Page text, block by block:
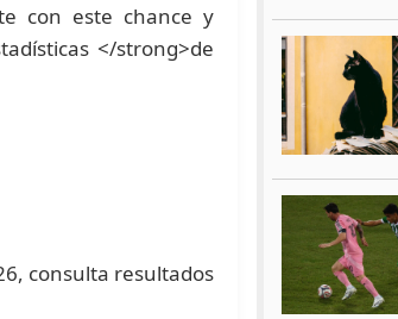
con este chance y
</strong>de
consulta resultados